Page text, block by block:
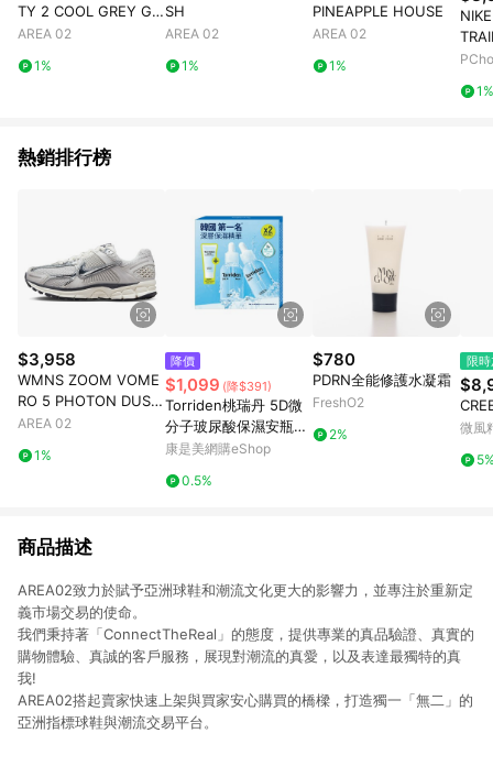
TY 2 COOL GREY GL
ACIER BLUE
AREA 02
1%
SH
AREA 02
1%
PINEAPPLE HOUSE
AREA 02
1%
1%
熱銷排行榜
$3,958
WMNS ZOOM VOME
RO 5 PHOTON DUST
METALLIC SILVER
AREA 02
1%
降價
$1,099 (降$391)
Torriden桃瑞丹 5D微
分子玻尿酸保濕安瓶精
華限量套裝-精華50ML
康是美網購eShop
0.5%
$780
PDRN全能修護水凝霜
FreshO2
2%
限
微風
商品描述
AREA02致力於賦予亞洲球鞋和潮流文化更大的影響力，並專注於重新定
義市場交易的使命。
我們秉持著「ConnectTheReal」的態度，提供專業的真品驗證、真實的
購物體驗、真誠的客戶服務，展現對潮流的真愛，以及表達最獨特的真
我!
AREA02搭起賣家快速上架與買家安心購買的橋樑，打造獨一「無二」的
亞洲指標球鞋與潮流交易平台。